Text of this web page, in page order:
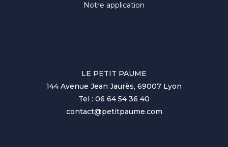
Notre application
LE PETIT PAUME
144 Avenue Jean Jaurès, 69007 Lyon
Tel : 06 64 54 36 40
contact@petitpaume.com